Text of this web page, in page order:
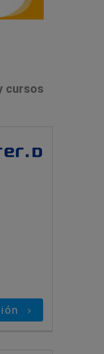
cursos